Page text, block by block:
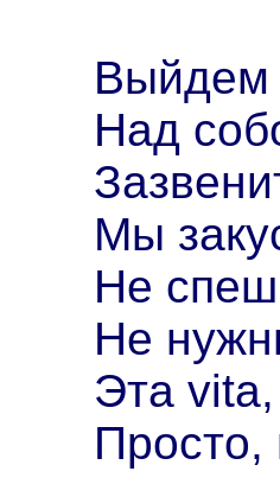
Выйдем
Над
Мы
Не
Не
Эта